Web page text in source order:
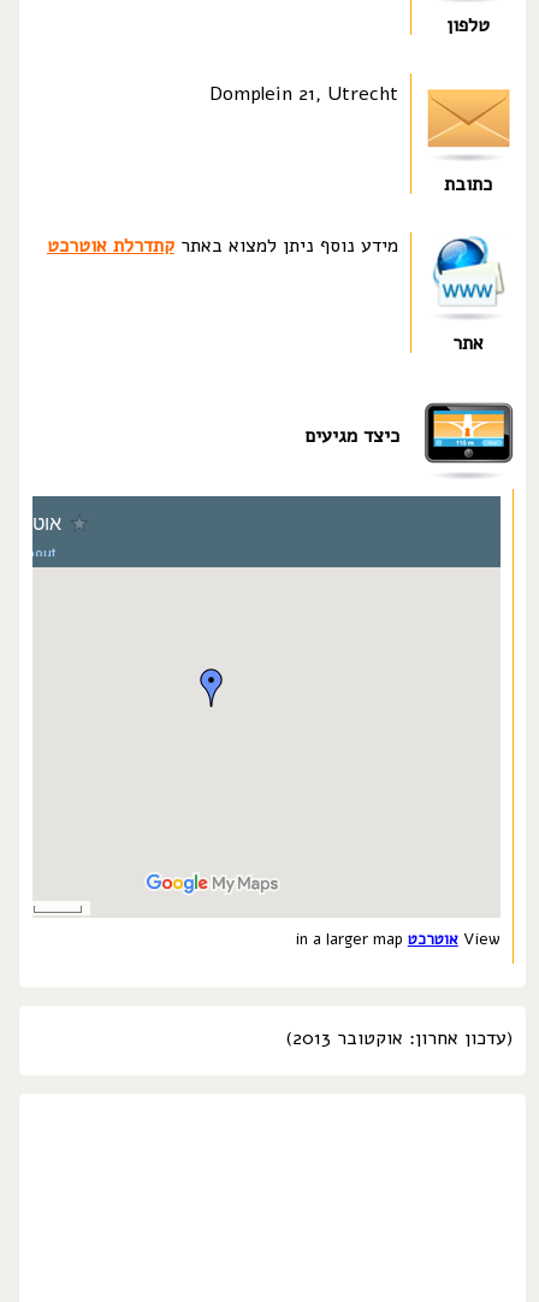
טלפון
כתובת
Domplein 21, Utrecht
אתר
מידע נוסף ניתן למצוא באתרקתדרלת אוטרכט
כיצד מגיעים
View אוטרכט
(עדכון אחרון: אוקטובר 2013)